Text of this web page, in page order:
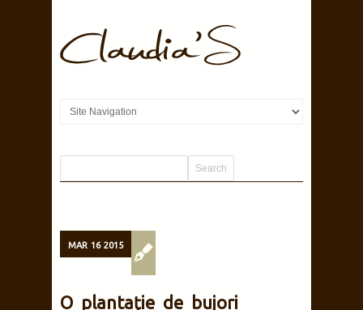
MAR 16 2015
O plantație de bujori